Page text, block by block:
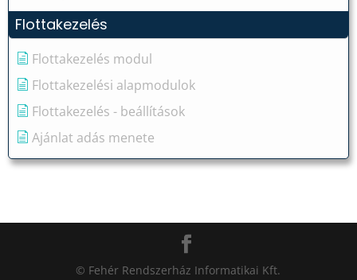
Flottakezelés
Flottakezelés modul
Flottakezelési alapmodulok
Flottakezelés - beállítások
Ajánlat adás menete
© Fehér Rendszerház Informatikai Kft.